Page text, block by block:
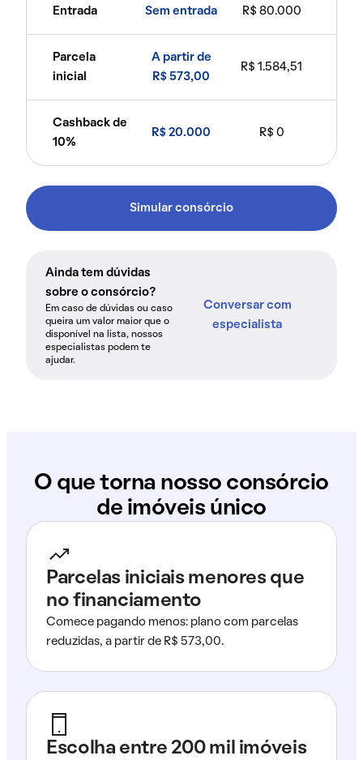
Entrada Sem entrada R$ 80.000
Parcela
inicial
A partir de
R$ 573,00
R$ 1.584,51
Cashback de
10%
R$ 20.000 R$ 0
Simular consórcio
Ainda tem dúvidas
sobre o consórcio?
Em caso de dúvidas ou caso
queira um valor maior que o
disponível na lista, nossos
especialistas podem te
ajudar.
Conversar com
especialista
O que torna nosso consórcio
de imóveis único
Parcelas iniciais menores que
no financiamento
Comece pagando menos: plano com parcelas
reduzidas, a partir de R$ 573,00.
Escolha entre 200 mil imóveis